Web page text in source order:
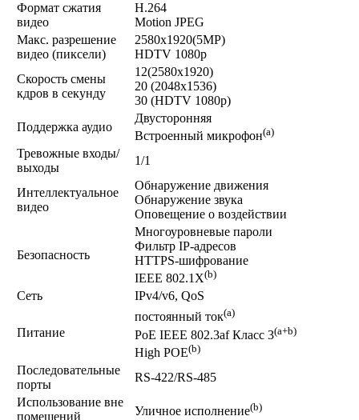
Формат сжатия
видео
H.264
Motion JPEG
Макс. разрешение
видео (пиксели)
2580х1920(5MP)
HDTV 1080p
Скорость смены
кдров в секунду
12(2580х1920)
20 (2048х1536)
30 (HDTV 1080p)
Поддержка аудио
Двусторонняя
Встроенный микрофон(a)
Тревожные входы/
выходы
1/1
Интеллектуальное
видео
Обнаружение движения
Обнаружение звука
Оповещение о воздействии
Безопасность
Многоуровневые пароли
Фильтр IP-адресов
HTTPS-шифрование
IEEE 802.1X(b)
Сеть IPv4/v6, QoS
Питание
постоянный ток(a)
PoE IEEE 802.3af Класс 3(a+b)
High POE(b)
Последовательные
порты
RS-422/RS-485
Использование вне
помещений
Уличное исполнение(b)